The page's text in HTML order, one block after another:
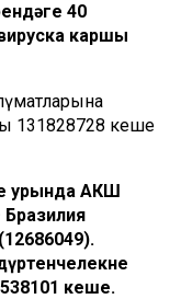
40
каршы
131828728 кеше
урында АКШ
кеше.